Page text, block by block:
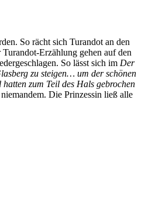
So rächt sich Turandot an den
Erzählung gehen auf den
So lässt sich im Der
zu steigen… um der schönen
zum Teil des Hals gebrochen
Die Prinzessin ließ alle